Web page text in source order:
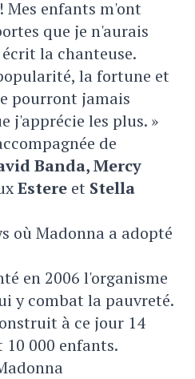
Mes enfants m'ont
que je n'aurais
la chanteuse.
la fortune et
pourront jamais
j'apprécie les plus. »
de
Banda, Mercy
Estere et Stella
où Madonna a adopté
en 2006 l'organisme
y combat la pauvreté.
à ce jour 14
000 enfants.